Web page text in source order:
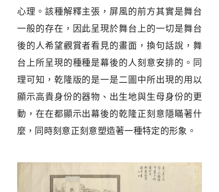
心理。該種解釋主張，屏風的前方其實是舞台
一般的存在，因此呈現於舞台上的一切是舞台
後的人希望觀賞者看見的畫面，換句話說，舞
台上所呈現的種種是幕後的人刻意安排的。同
理可知，乾隆版的是一是二圖中所出現的用以
顯示高貴身份的器物、出生地與生母身份的更
動，在在都顯示出幕後的乾隆正刻意隱瞞著什
麼，同時刻意正刻意塑造著一種特定的形象。